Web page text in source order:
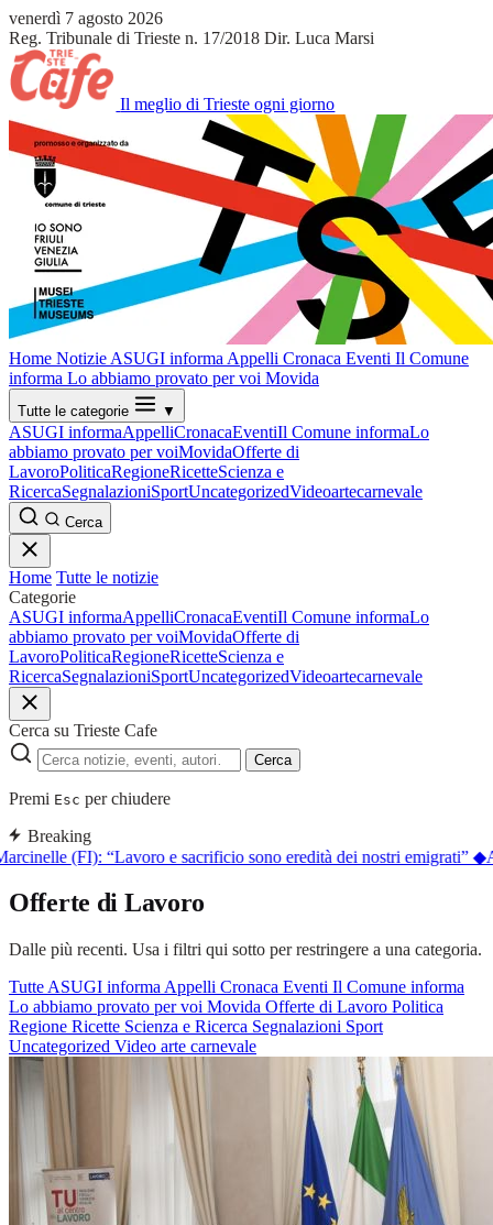
venerdì 7 agosto 2026
Reg. Tribunale di Trieste n. 17/2018 Dir. Luca Marsi
Il meglio di Trieste ogni giorno
Home Notizie ASUGI informa Appelli Cronaca Eventi Il Comune
informa Lo abbiamo provato per voi Movida
Tutte le categorie ▼
ASUGI informaAppelliCronacaEventiIl Comune informaLo
abbiamo provato per voiMovidaOfferte di
LavoroPoliticaRegioneRicetteScienza e
RicercaSegnalazioniSportUncategorizedVideoartecarnevale
Cerca
Home Tutte le notizie
Categorie
ASUGI informaAppelliCronacaEventiIl Comune informaLo
abbiamo provato per voiMovidaOfferte di
LavoroPoliticaRegioneRicetteScienza e
RicercaSegnalazioniSportUncategorizedVideoartecarnevale
Cerca su Trieste Cafe
Cerca
Premi Esc per chiudere
Breaking
(FI): “Lavoro e sacrificio sono eredità dei nostri emigrati”◆
Offerte di Lavoro
Dalle più recenti. Usa i filtri qui sotto per restringere a una categoria.
Tutte ASUGI informa Appelli Cronaca Eventi Il Comune informa
Lo abbiamo provato per voi Movida Offerte di Lavoro Politica
Regione Ricette Scienza e Ricerca Segnalazioni Sport
Uncategorized Video arte carnevale